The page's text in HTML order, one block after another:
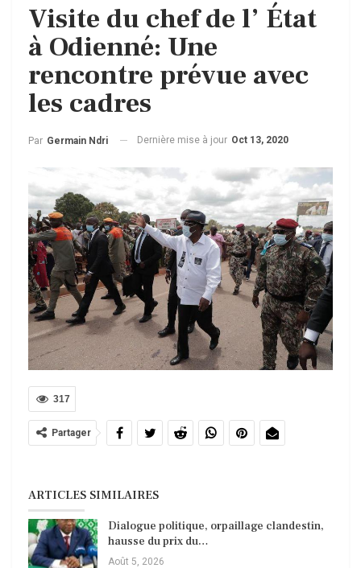
Visite du chef de l’ État
à Odienné: Une
rencontre prévue avec
les cadres
Par Germain Ndri Dernière mise à jour Oct 13, 2020
317
Partager
ARTICLES SIMILAIRES
Dialogue politique, orpaillage clandestin,
hausse du prix du…
Août 5, 2026